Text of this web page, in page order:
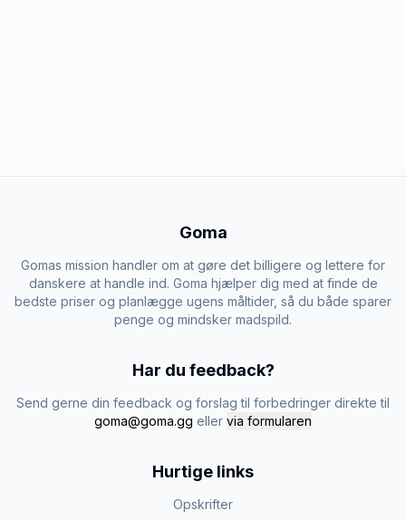
Goma
Gomas mission handler om at gøre det billigere og lettere for
danskere at handle ind. Goma hjælper dig med at finde de
bedste priser og planlægge ugens måltider, så du både sparer
penge og mindsker madspild.
Har du feedback?
Send gerne din feedback og forslag til forbedringer direkte til
goma@goma.gg eller via formularen
Hurtige links
Opskrifter